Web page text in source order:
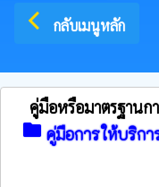
arrow_back_ios กลับเมนูหลัก
คู่มือหรือมาตรฐานก
folder คู่มือการให้บริกา